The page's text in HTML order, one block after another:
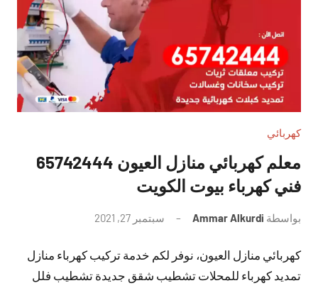
كهربائي
معلم كهربائي منازل العيون 65742444
فني كهرباء بيوت الكويت
بواسطة Ammar Alkurdi سبتمبر 27, 2021
تعليقات
كهربائي منازل العيون، نوفر لكم خدمة تركيب كهرباء منازل
تمديد كهرباء للمحلات تشطيب شقق جديدة تشطيب فلل